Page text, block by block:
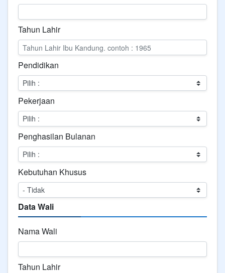
Tahun Lahir
Pendidikan
Pekerjaan
Penghasilan Bulanan
Kebutuhan Khusus
Data Wali
Nama Wali
Tahun Lahir